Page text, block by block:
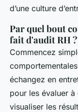
d’une culture
Par quel bout
fait d'audit RH ?
Commencez
échangez en
pour les évaluer
visualiser les